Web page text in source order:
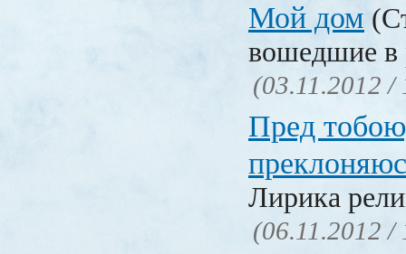
Мой дом
вошедшие в
(03.11.2012 /
Пред
Лирика
(06.11.2012 /